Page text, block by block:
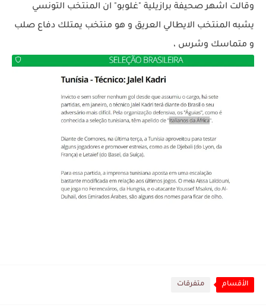
وقالت اشهر صحيفة برازيلية "غلوبو" ان المنتخب التونسي
يشبه المنتخب الايطالي العريق و هو منتخب يمتلك دفاع صلب
و متماسك وشرس ،
الأقسام متفرقات